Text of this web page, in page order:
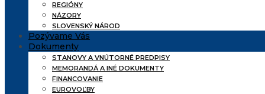
REGIÓNY
NÁZORY
SLOVENSKÝ NÁROD
Pozývame Vás
Dokumenty
STANOVY A VNÚTORNÉ PREDPISY
MEMORANDÁ A INÉ DOKUMENTY
FINANCOVANIE
EUROVOĽBY